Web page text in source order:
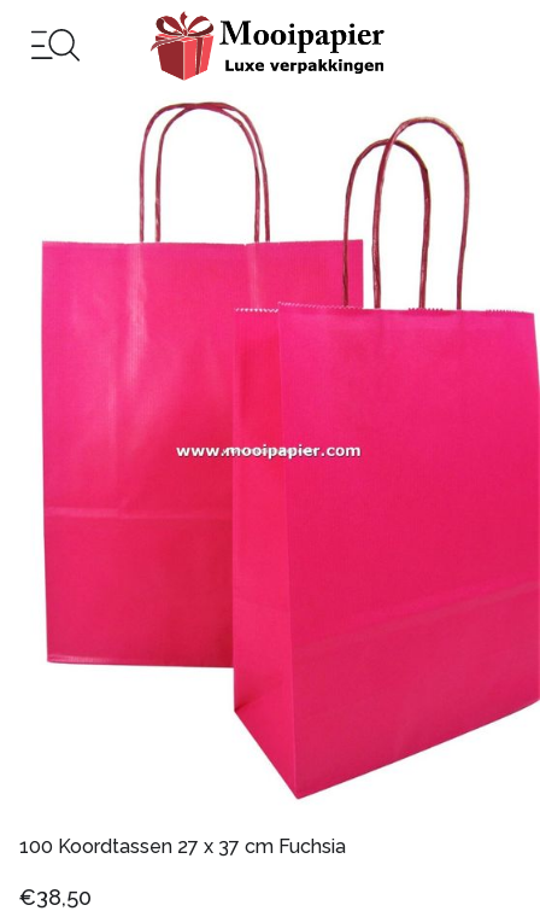
100 Koordtassen 27 x 37 cm Fuchsia
€38,50